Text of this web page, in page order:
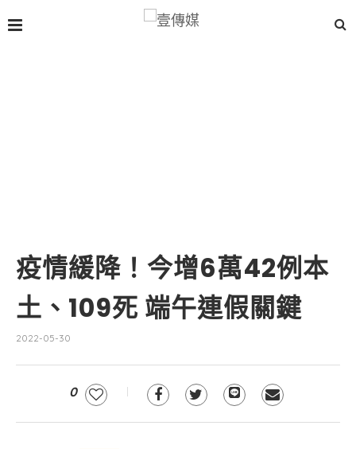
疫情緩降！今增6萬42例本
土、109死 端午連假關鍵
2022-05-30
0